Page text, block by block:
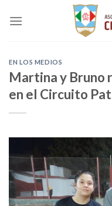
EN LOS MEDIOS
Martina y Bruno
en el Circuito